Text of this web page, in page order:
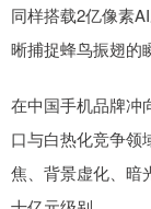
同样搭载2亿像素
晰捕捉蜂鸟振翅的
在中国手机品牌冲
口与白热化竞争领
焦、背景虚化、暗